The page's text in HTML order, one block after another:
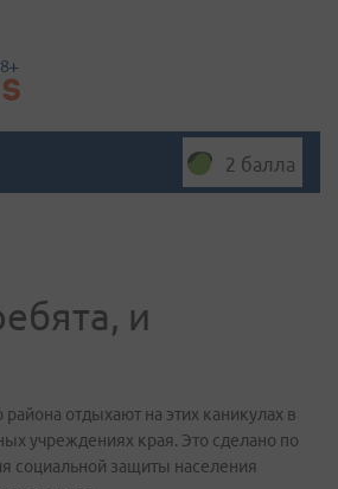
2 балла
и
района отдыхают на этих каникулах в
учреждениях края. Это сделано по
социальной защиты населения